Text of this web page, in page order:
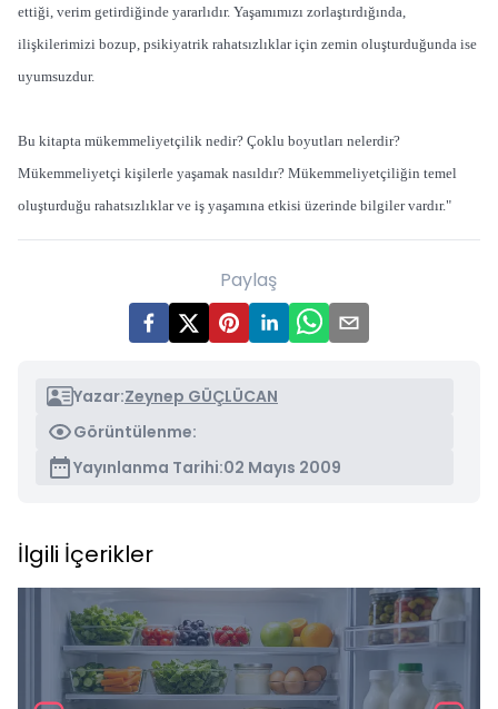
ettiği, verim getirdiğinde yararlıdır. Yaşamımızı zorlaştırdığında,
ilişkilerimizi bozup, psikiyatrik rahatsızlıklar için zemin oluşturduğunda ise
uyumsuzdur.
Bu kitapta mükemmeliyetçilik nedir? Çoklu boyutları nelerdir?
Mükemmeliyetçi kişilerle yaşamak nasıldır? Mükemmeliyetçiliğin temel
oluşturduğu rahatsızlıklar ve iş yaşamına etkisi üzerinde bilgiler vardır."
Paylaş
Yazar:Zeynep GÜÇLÜCAN
Görüntülenme:
Yayınlanma Tarihi:02 Mayıs 2009
İlgili İçerikler